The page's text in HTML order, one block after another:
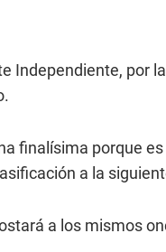
Independiente, por
finalísima porque
a la
a los mismos